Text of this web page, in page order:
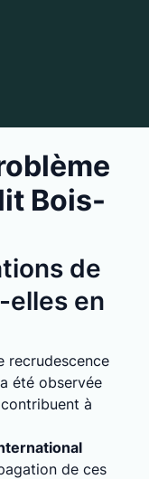
Bois-
de
elles en
recrudescence
été observée
à
de ces